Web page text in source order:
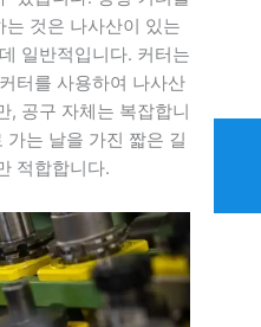
것은 나사산이 있는
일반적입니다. 커터는
터를 사용하여 나사산
, 공구 자체는 복잡합니
가는 날을 가진 짧은 길
적합합니다.